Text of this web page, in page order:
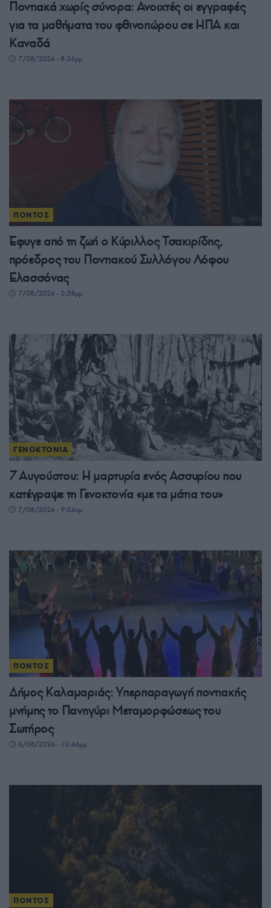
Ποντιακά χωρίς σύνορα: Ανοιχτές οι εγγραφές
για τα μαθήματα του φθινοπώρου σε ΗΠΑ και
Καναδά
7/08/2026 - 8:26μμ
ΠΟΝΤΟΣ
Έφυγε από τη ζωή ο Κύριλλος Τσακιρίδης,
πρόεδρος του Ποντιακού Συλλόγου Λόφου
Ελασσόνας
7/08/2026 - 2:58μμ
ΓΕΝΟΚΤΟΝΙΑ
7 Αυγούστου: Η μαρτυρία ενός Ασσυρίου που
κατέγραψε τη Γενοκτονία «με τα μάτια του»
7/08/2026 - 9:04πμ
ΠΟΝΤΟΣ
Δήμος Καλαμαριάς: Υπερπαραγωγή ποντιακής
μνήμης το Πανηγύρι Μεταμορφώσεως του
Σωτήρος
6/08/2026 - 10:46μμ
ΠΟΝΤΟΣ